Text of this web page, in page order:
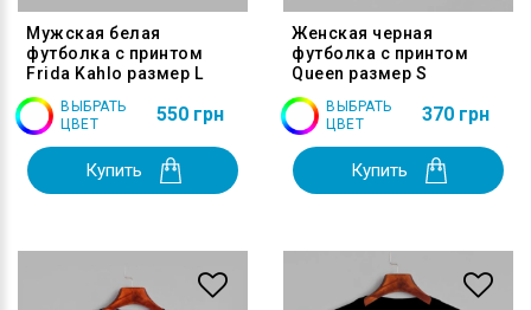
Мужская белая
футболка с принтом
Frida Kahlo размер L
ВЫБРАТЬ
ЦВЕТ
550 грн
Купить
Женская черная
футболка с принтом
Queen размер S
ВЫБРАТЬ
ЦВЕТ
370 грн
Купить